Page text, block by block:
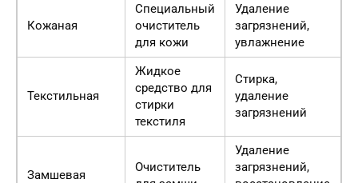
Кожаная
Специальный
очиститель
для кожи
Удаление
загрязнений,
увлажнение
Текстильная
Жидкое
средство для
стирки
текстиля
Стирка,
удаление
загрязнений
Замшевая
Очиститель
Удаление
загрязнений,